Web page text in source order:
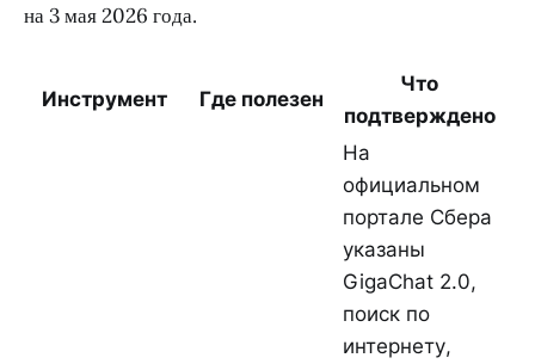
на 3 мая 2026 года.
Инструмент Где полезен
Что
подтверждено
На
официальном
портале Сбера
указаны
GigaChat 2.0,
поиск по
интернету,